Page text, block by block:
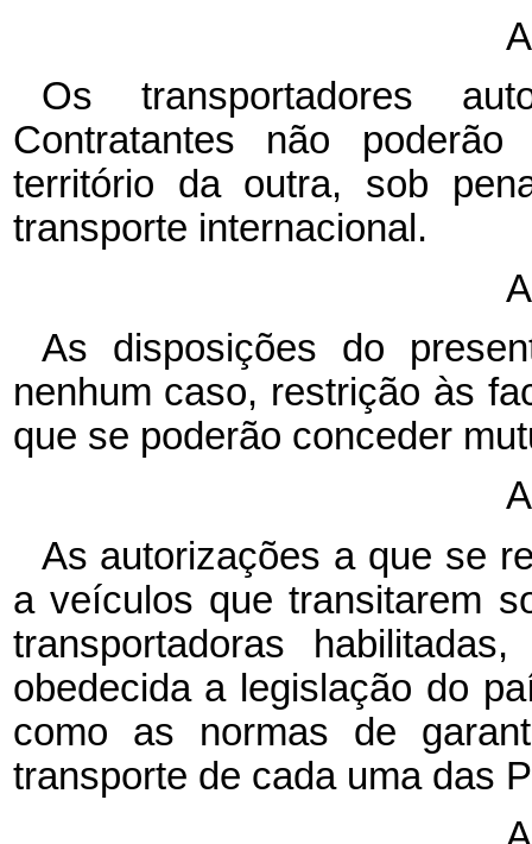
Os transportadores
Contratantes não
território da outra, sob
transporte internacional.
As disposições do
nenhum caso, restrição às
que se poderão conceder
As autorizações a que se
a veículos que transitarem
transportadoras
obedecida a legislação do
como as normas de
transporte de cada uma das